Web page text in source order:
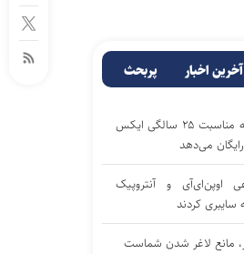
آخرین اخبار پربحث
مایکروسافت به مناسبت ۲۵ سالگی ایکس
می‌دهد
و آنتروپیک
سایبری کردند
مانع لاغر شدن‌ شماست